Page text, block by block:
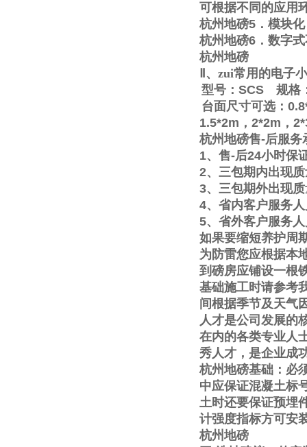
可根据不同的应用
杭州地磅5 ．模块
杭州地磅6 ．数字
杭州地磅
、zui常用的电子
型号： SCS
规格
台面尺寸可选：
1.5*2m ， 2*2m ，
杭州地磅售-后服务
1、售-后24小时保
2、三包期内出现
3、三包期外出现
4、省内客户服务
5、省外客户服务
如果要缩短养护周
为防雷您应根据本
到磅房应铺设一根
基础施工时请参考
间根据季节及天气
人才是公司发展的
在内的各类专业人
秀人才，是企业成
杭州地磅基础：必
中应保证混凝土标
土时还要保证预埋
计强度指标方可安
杭州地磅